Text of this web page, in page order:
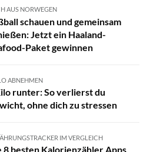
AUS NORWEGEN
schauen und gemeinsam
Jetzt ein Haaland-
Paket gewinnen
ABNEHMEN
runter: So verlierst du
ohne dich zu stressen
IM VERGLEICH
8 besten Kalorienzähler Apps